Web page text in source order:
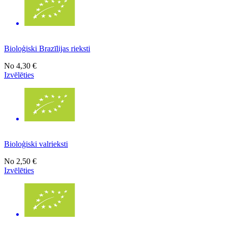
Bioloģiski Brazīlijas rieksti
No 4,30 €
Izvēlēties
Bioloģiski valrieksti
No 2,50 €
Izvēlēties